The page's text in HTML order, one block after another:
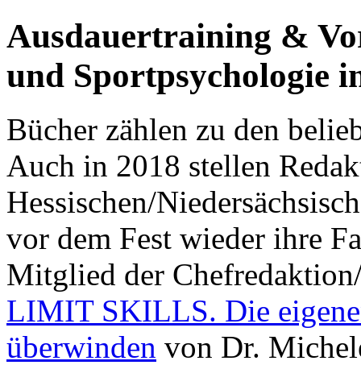
Ausdauertraining &
und Sportpsychologie
Bücher zählen zu den
Auch in 2018 stellen
Hessischen/
vor dem Fest wieder ihre
Mitglied der
LIMIT SKILLS. Die
überwinden von Dr.